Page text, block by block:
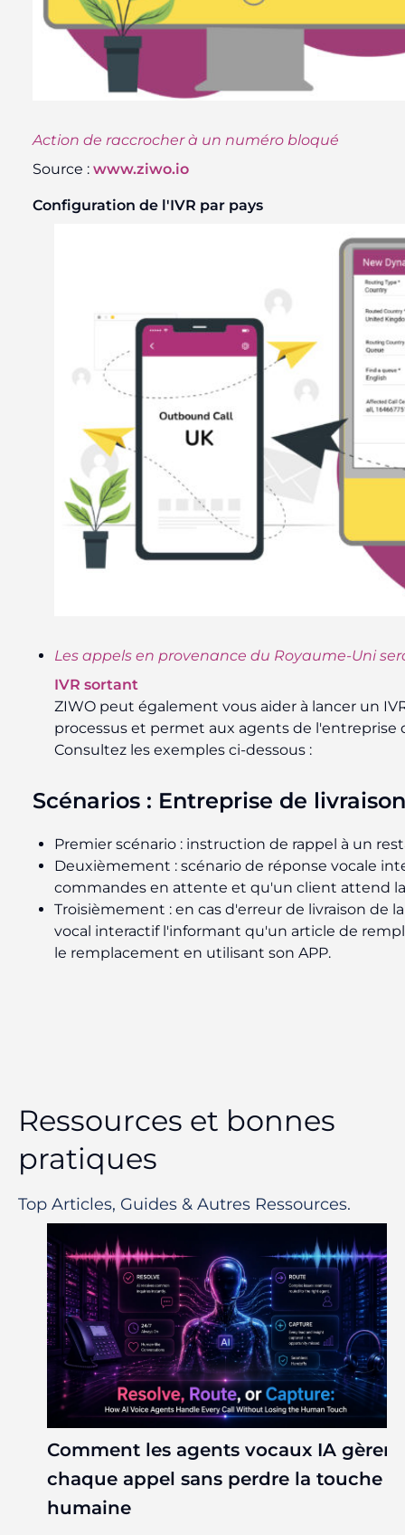
Action de raccrocher à un numéro bloqué
Source : www.ziwo.io
Configuration de l'IVR par pays
Les appels en provenance du Royaume-Uni
IVR sortant
ZIWO peut également vous aider à lancer un
processus et permet aux agents de
Consultez les exemples ci-dessous :
Scénarios : Entreprise de
Premier scénario : instruction de rappel à un
Deuxièmement : scénario de réponse vocale
commandes en attente et qu'un client attend la
Troisièmement : en cas d'erreur de livraison de
vocal interactif l'informant qu'un article de
le remplacement en utilisant son APP.
Ressources et bonnes
pratiques
Top Articles, Guides & Autres Ressources.
Comment les agents vocaux IA gèrent
chaque appel sans perdre la touche
humaine